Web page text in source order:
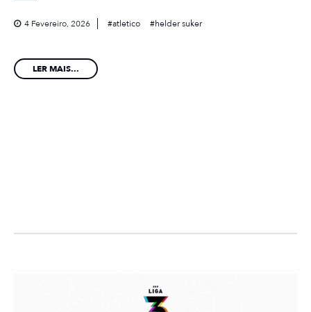
4 Fevereiro, 2026 atletico helder suker
LER MAIS...